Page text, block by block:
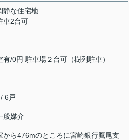
静な住宅地
車2台可
有/0円 駐車場２台可（樹列駐車）
6戸
般媒介
から476mのところに宮崎銀行鷹尾支